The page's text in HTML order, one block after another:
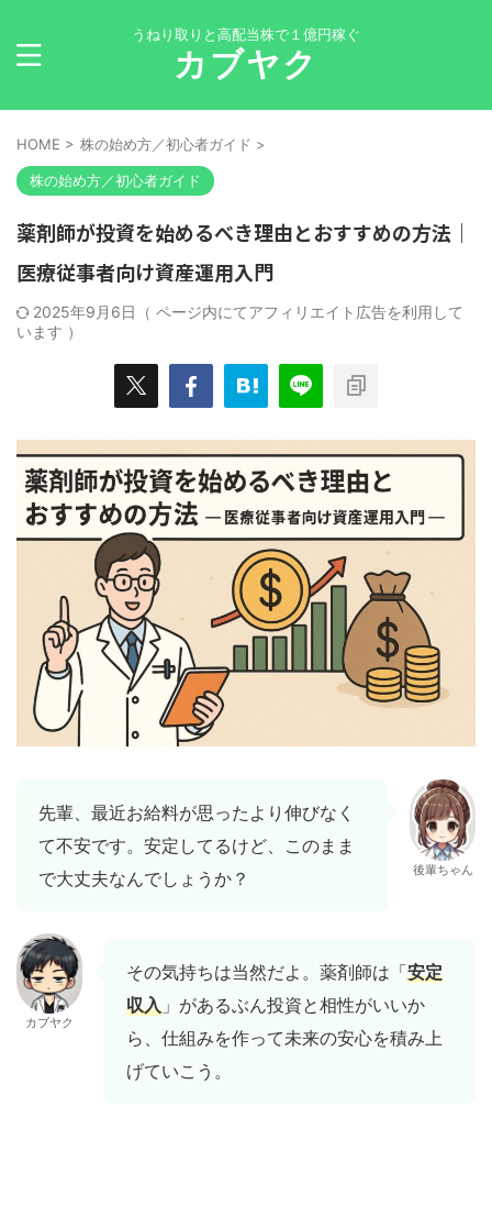
うねり取りと高配当株で１億円稼ぐ
カブヤク
HOME > 株の始め方／初心者ガイド >
株の始め方／初心者ガイド
薬剤師が投資を始めるべき理由とおすすめの方法｜
医療従事者向け資産運用入門
2025年9月6日
先輩、最近お給料が思ったより伸びなく
て不安です。安定してるけど、このまま
で大丈夫なんでしょうか？
後輩ちゃん
カブヤク
その気持ちは当然だよ。薬剤師は「安定
収入 」があるぶん投資と相性がいいか
ら、仕組みを作って未来の安心を積み上
げていこう。